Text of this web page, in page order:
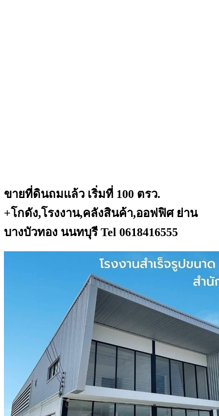
ขายที่ดินถมแล้ว เริ่มที่ 100 ตรว.
+โกดัง,โรงงาน,คลังสินค้า,ออฟฟิศ ย่าน
บางบัวทอง นนทบุรี Tel 0618416555